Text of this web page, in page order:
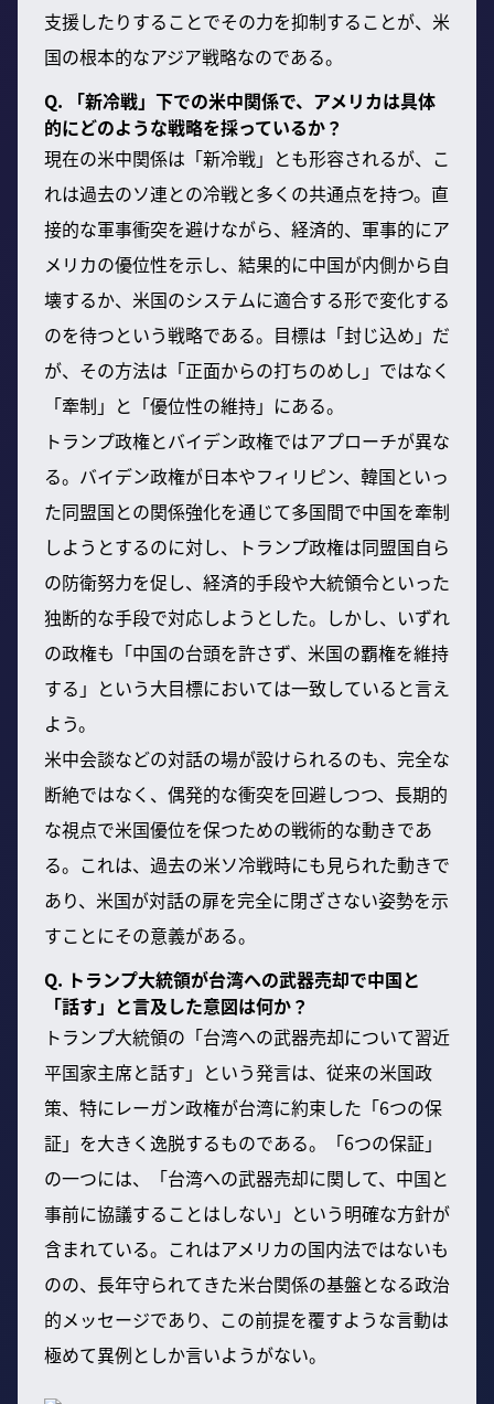
支援したりすることでその力を抑制することが、米
国の根本的なアジア戦略なのである。
Q. 「新冷戦」下での米中関係で、アメリカは具体
的にどのような戦略を採っているか？
現在の米中関係は「新冷戦」とも形容されるが、こ
れは過去のソ連との冷戦と多くの共通点を持つ。直
接的な軍事衝突を避けながら、経済的、軍事的にア
メリカの優位性を示し、結果的に中国が内側から自
壊するか、米国のシステムに適合する形で変化する
のを待つという戦略である。目標は「封じ込め」だ
が、その方法は「正面からの打ちのめし」ではなく
「牽制」と「優位性の維持」にある。
トランプ政権とバイデン政権ではアプローチが異な
る。バイデン政権が日本やフィリピン、韓国といっ
た同盟国との関係強化を通じて多国間で中国を牽制
しようとするのに対し、トランプ政権は同盟国自ら
の防衛努力を促し、経済的手段や大統領令といった
独断的な手段で対応しようとした。しかし、いずれ
の政権も「中国の台頭を許さず、米国の覇権を維持
する」という大目標においては一致していると言え
よう。
米中会談などの対話の場が設けられるのも、完全な
断絶ではなく、偶発的な衝突を回避しつつ、長期的
な視点で米国優位を保つための戦術的な動きであ
る。これは、過去の米ソ冷戦時にも見られた動きで
あり、米国が対話の扉を完全に閉ざさない姿勢を示
すことにその意義がある。
Q. トランプ大統領が台湾への武器売却で中国と
「話す」と言及した意図は何か？
トランプ大統領の「台湾への武器売却について習近
平国家主席と話す」という発言は、従来の米国政
策、特にレーガン政権が台湾に約束した「6つの保
証」を大きく逸脱するものである。「6つの保証」
の一つには、「台湾への武器売却に関して、中国と
事前に協議することはしない」という明確な方針が
含まれている。これはアメリカの国内法ではないも
のの、長年守られてきた米台関係の基盤となる政治
的メッセージであり、この前提を覆すような言動は
極めて異例としか言いようがない。